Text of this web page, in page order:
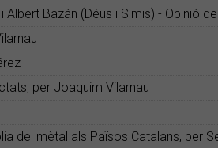
Bazán (Déus i Simis) - Opinió
per Joaquim Vilarnau
del mètal als Països Catalans, per